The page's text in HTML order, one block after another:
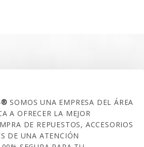
SOMOS UNA EMPRESA DEL ÁREA
A OFRECER LA MEJOR
DE REPUESTOS, ACCESORIOS
DE UNA ATENCIÓN